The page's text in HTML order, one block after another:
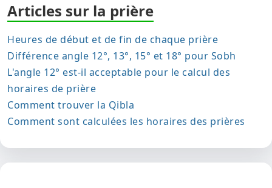
Articles sur la prière
Heures de début et de fin de chaque prière
Différence angle 12°, 13°, 15° et 18° pour Sobh
L'angle 12° est-il acceptable pour le calcul des
horaires de prière
Comment trouver la Qibla
Comment sont calculées les horaires des prières